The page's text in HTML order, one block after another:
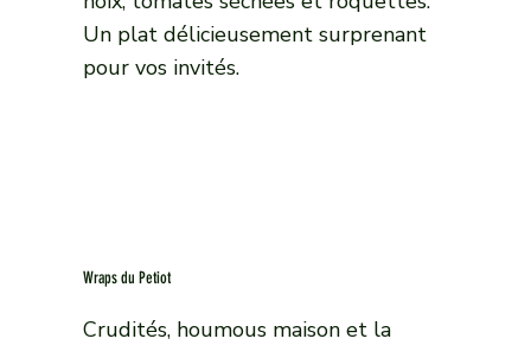
Un plat délicieusement surprenant
pour vos invités.
Wraps du Petiot
Crudités, houmous maison et la